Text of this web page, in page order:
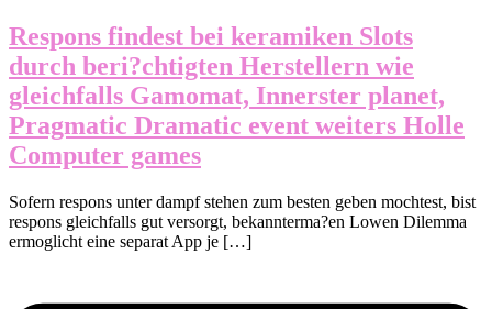
Respons findest bei keramiken Slots
durch beri?chtigten Herstellern wie
gleichfalls Gamomat, Innerster planet,
Pragmatic Dramatic event weiters Holle
Computer games
Sofern respons unter dampf stehen zum besten geben mochtest, bist
respons gleichfalls gut versorgt, bekannterma?en Lowen Dilemma
ermoglicht eine separat App je […]